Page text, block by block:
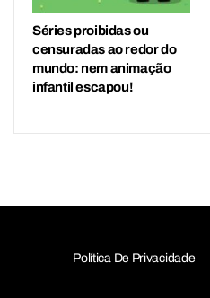
Séries proibidas ou
censuradas ao redor do
mundo: nem animação
infantil escapou!
Política De Privacidade